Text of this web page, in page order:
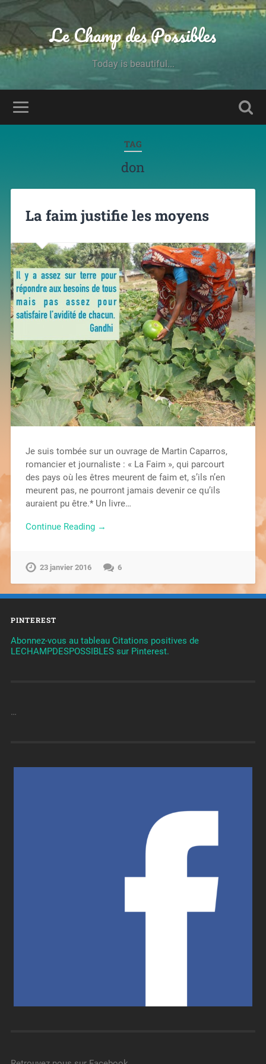
Le Champ des Possibles
Today is beautiful...
TAG
don
La faim justifie les moyens
Je suis tombée sur un ouvrage de Martin Caparros,
romancier et journaliste : « La Faim », qui parcourt
des pays où les êtres meurent de faim et, s’ils n’en
meurent pas, ne pourront jamais devenir ce qu’ils
auraient pu être.* Un livre…
Continue Reading →
23 janvier 2016 6
PINTEREST
Abonnez-vous au tableau Citations positives de
LECHAMPDESPOSSIBLES sur Pinterest.
…